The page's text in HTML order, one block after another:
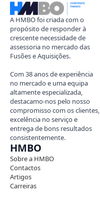
A HMBO foi criada com o
propósito de responder à
crescente necessidade de
assessoria no mercado das
Fusões e Aquisições.
Com 38 anos de experiência
no mercado e uma equipa
altamente especializada,
destacamo-nos pelo nosso
compromisso com os clientes,
excelência no serviço e
entrega de bons resultados
consistentemente.
HMBO
Sobre a HMBO
Contactos
Artigos
Carreiras